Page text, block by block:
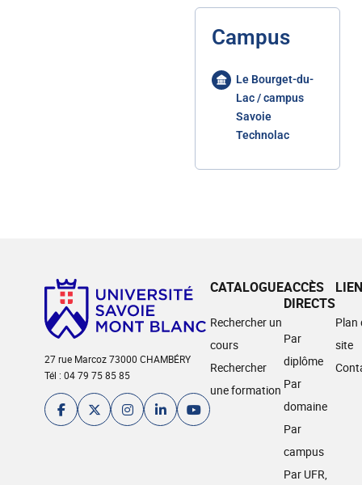
Campus
Le Bourget-du-
Lac / campus
Savoie
Technolac
27 rue Marcoz 73000 CHAMBÉRY
Tél : 04 79 75 85 85
CATALOGUE
Rechercher un
cours
Rechercher
une formation
ACCÈS
DIRECTS
Par
diplôme
Par
domaine
Par
campus
Par UFR,
Plan
site